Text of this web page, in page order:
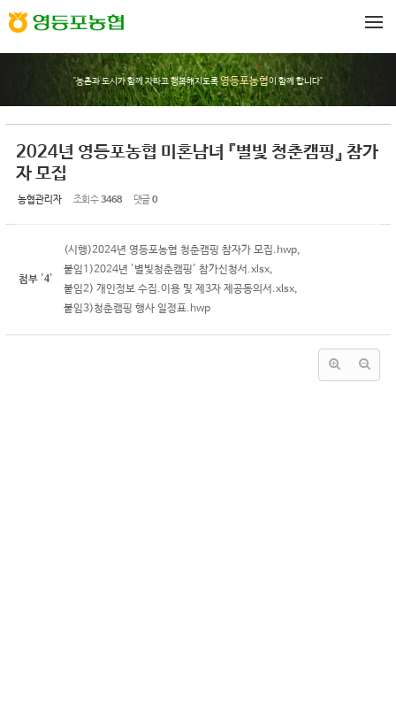
"농촌과 도시가 함께 자라고 행복해지도록영등포농협이 함께 합니다"
2024년 영등포농협 미혼남녀 『별빛 청춘캠핑』 참가
자 모집
농협관리자 조회 수3468 댓글0
첨부 '4'
(시행)2024년 영등포농협 청춘캠핑 참자가 모집.hwp,
붙임1)2024년 '별빛청춘캠핑' 참가신청서.xlsx,
붙임2) 개인정보 수집.이용 및 제3자 제공동의서.xlsx,
붙임3)청춘캠핑 행사 일정표.hwp